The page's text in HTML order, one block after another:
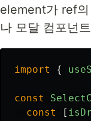
element가 ref의
나 모달 컴포넌
import {
const
const
[